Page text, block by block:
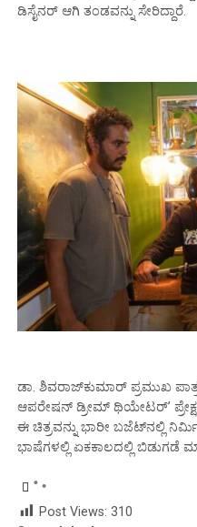
ಡಿಸೈನರ್ ಆಗಿ ತಂಡವನ್ನು ಸೇರಿದ್ದಾರೆ.
ಡಾ. ಶಿವರಾಜ್‌ಕುಮಾರ್ ಪ್ರಮುಖ
ಆಪರೇಷನ್ ಡ್ರೀಮ್ ಥಿಯೇಟರ್’
ಈ ಚಿತ್ರವನ್ನು ಭಾರೀ ಬಜೆಟ್‌ನಲ್ಲಿ
ಭಾಷೆಗಳಲ್ಲಿ ಏಕಕಾಲದಲ್ಲಿ ಬಿಡುಗಡೆ
Post Views: 310